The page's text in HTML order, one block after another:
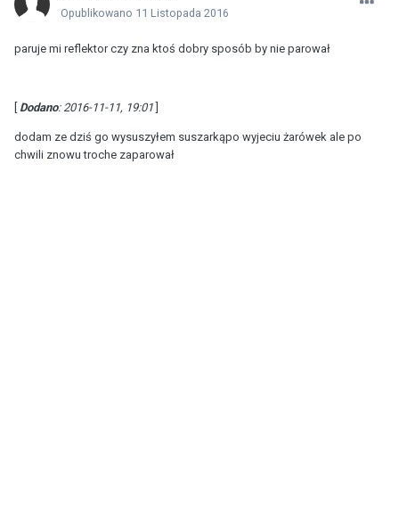
Opublikowano 11 Listopada 2016
paruje mi reflektor czy zna ktoś dobry sposób by nie parował
Dodano: 2016-11-11, 19:01
dodam ze dziś go wysuszyłem suszarkąpo wyjeciu żarówek ale po
chwili znowu troche zaparował